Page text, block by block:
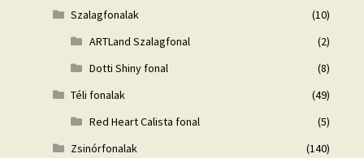
Szalagfonalak
(10)
ARTLand Szalagfonal
(2)
Dotti Shiny fonal
(8)
Téli fonalak
(49)
Red Heart Calista fonal
(5)
Zsinórfonalak
(140)